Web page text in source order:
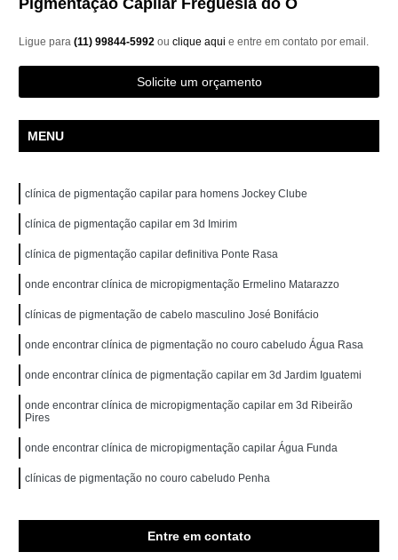
Ligue para(11) 99844-5992ouclique aqui e entre em contato por email.
Solicite um orçamento
MENU
clínica de pigmentação capilar para homens Jockey Clube
clínica de pigmentação capilar em 3d Imirim
clínica de pigmentação capilar definitiva Ponte Rasa
onde encontrar clínica de micropigmentação Ermelino Matarazzo
clínicas de pigmentação de cabelo masculino José Bonifácio
onde encontrar clínica de pigmentação no couro cabeludo Água Rasa
onde encontrar clínica de pigmentação capilar em 3d Jardim Iguatemi
onde encontrar clínica de micropigmentação capilar em 3d Ribeirão
Pires
onde encontrar clínica de micropigmentação capilar Água Funda
clínicas de pigmentação no couro cabeludo Penha
Entre em contato